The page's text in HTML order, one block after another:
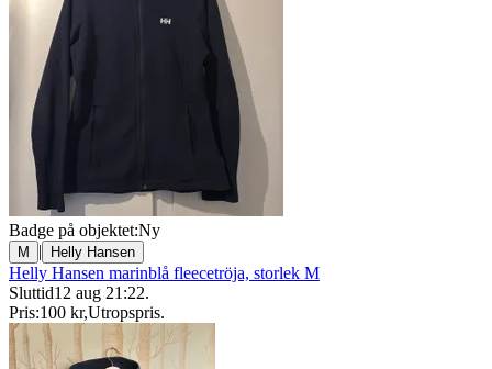
Badge på objektet:Ny
M | Helly Hansen
Helly Hansen marinblå fleecetröja, storlek M
Sluttid12 aug 21:22.
Pris:100 kr,Utropspris.